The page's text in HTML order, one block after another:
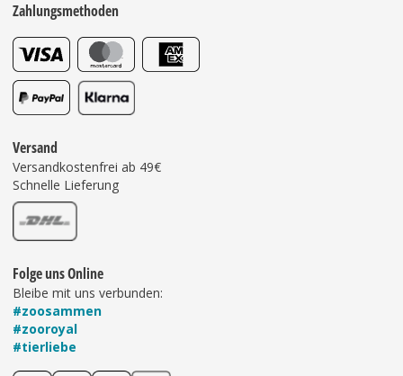
Zahlungsmethoden
Versand
Versandkostenfrei ab 49€
Schnelle Lieferung
Folge uns Online
Bleibe mit uns verbunden:
#zoosammen
#zooroyal
#tierliebe